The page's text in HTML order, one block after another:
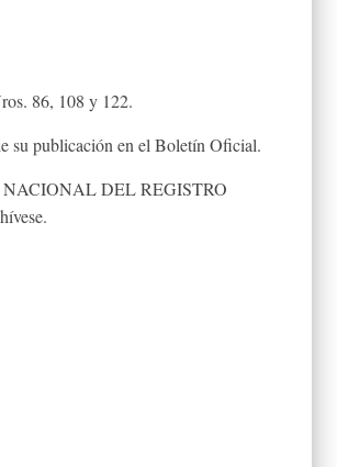
86, 108 y 122.
su publicación en el Boletín Oficial.
NACIONAL DEL REGISTRO